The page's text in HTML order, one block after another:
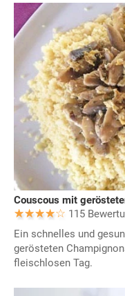
Couscous mit
115
Ein schnelles und
gerösteten
fleischlosen Tag.